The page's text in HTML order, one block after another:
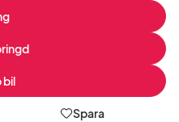
bil
Spara